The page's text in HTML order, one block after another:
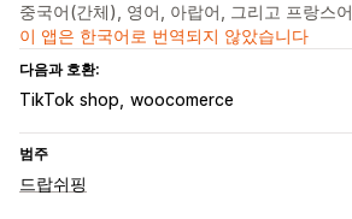
중국어(간체), 영어, 아랍어, 그리고 프랑스어
이 앱은 한국어로 번역되지 않았습니다
다음과 호환:
TikTok shop woocomerce
범주
드랍쉬핑